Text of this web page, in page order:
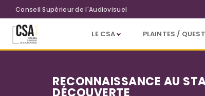
Aller au contenu principal
Conseil Supérieur de l'Audiovisuel
LE CSA PLAINTES /
RECONNAISSANCE AU
DÉCOUVERTE